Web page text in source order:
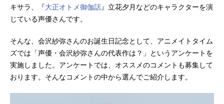
キサラ、『大正オトメ御伽話』立花夕月などのキャラクターを演
じている声優さんです。
そんな、会沢紗弥さんのお誕生日記念として、アニメイトタイム
ズでは「声優・会沢紗弥さんの代表作は？」というアンケートを
実施しました。アンケートでは、オススメのコメントも募集して
おります。そんなコメントの中から選んでご紹介します。